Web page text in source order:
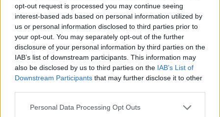
opt-out request is processed you may continue seeing
interest-based ads based on personal information utilized by
us or personal information disclosed to third parties prior to
your opt-out. You may separately opt-out of the further
disclosure of your personal information by third parties on the
IAB’s list of downstream participants. This information may
also be disclosed by us to third parties on the IAB’s List of
Downstream Participants that may further disclose it to other
Personal Data Processing Opt Outs
10:07
Τι θα δούμε στα Κηποθέατρα Ηρακλείου το
Σαββατοκύριακο
«Το Δικαίωμα» γίνεται λογοτεχνία: Ο Δήμος Αγίου
Νικολάου προκηρύσσει τον 33ο Πανελλήνιο Λογοτεχνικό
Διαγωνισμό
09:57